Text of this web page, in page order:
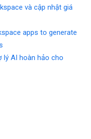
và cập nhật giá
apps to generate
lý AI hoàn hảo cho